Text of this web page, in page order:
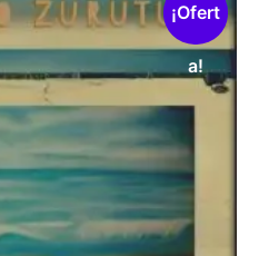
¡Ofert
a!